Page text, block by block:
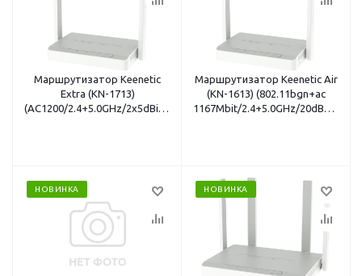
Маршрутизатор Keenetic
Extra (KN-1713)
(AC1200/2.4+5.0GHz/2x5dBi/3x100Mbit
Маршрутизатор Keenetic Air
(KN-1613) (802.11bgn+ac
1167Mbit/2.4+5.0GHz/20dBm/
НОВИНКА НОВИНКА